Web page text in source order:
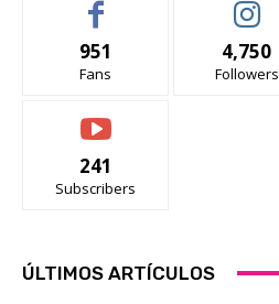
951
Fans
4,750
Followers
241
Subscribers
ÚLTIMOS ARTÍCULOS